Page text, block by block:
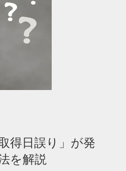
得日誤り」が発
を解説